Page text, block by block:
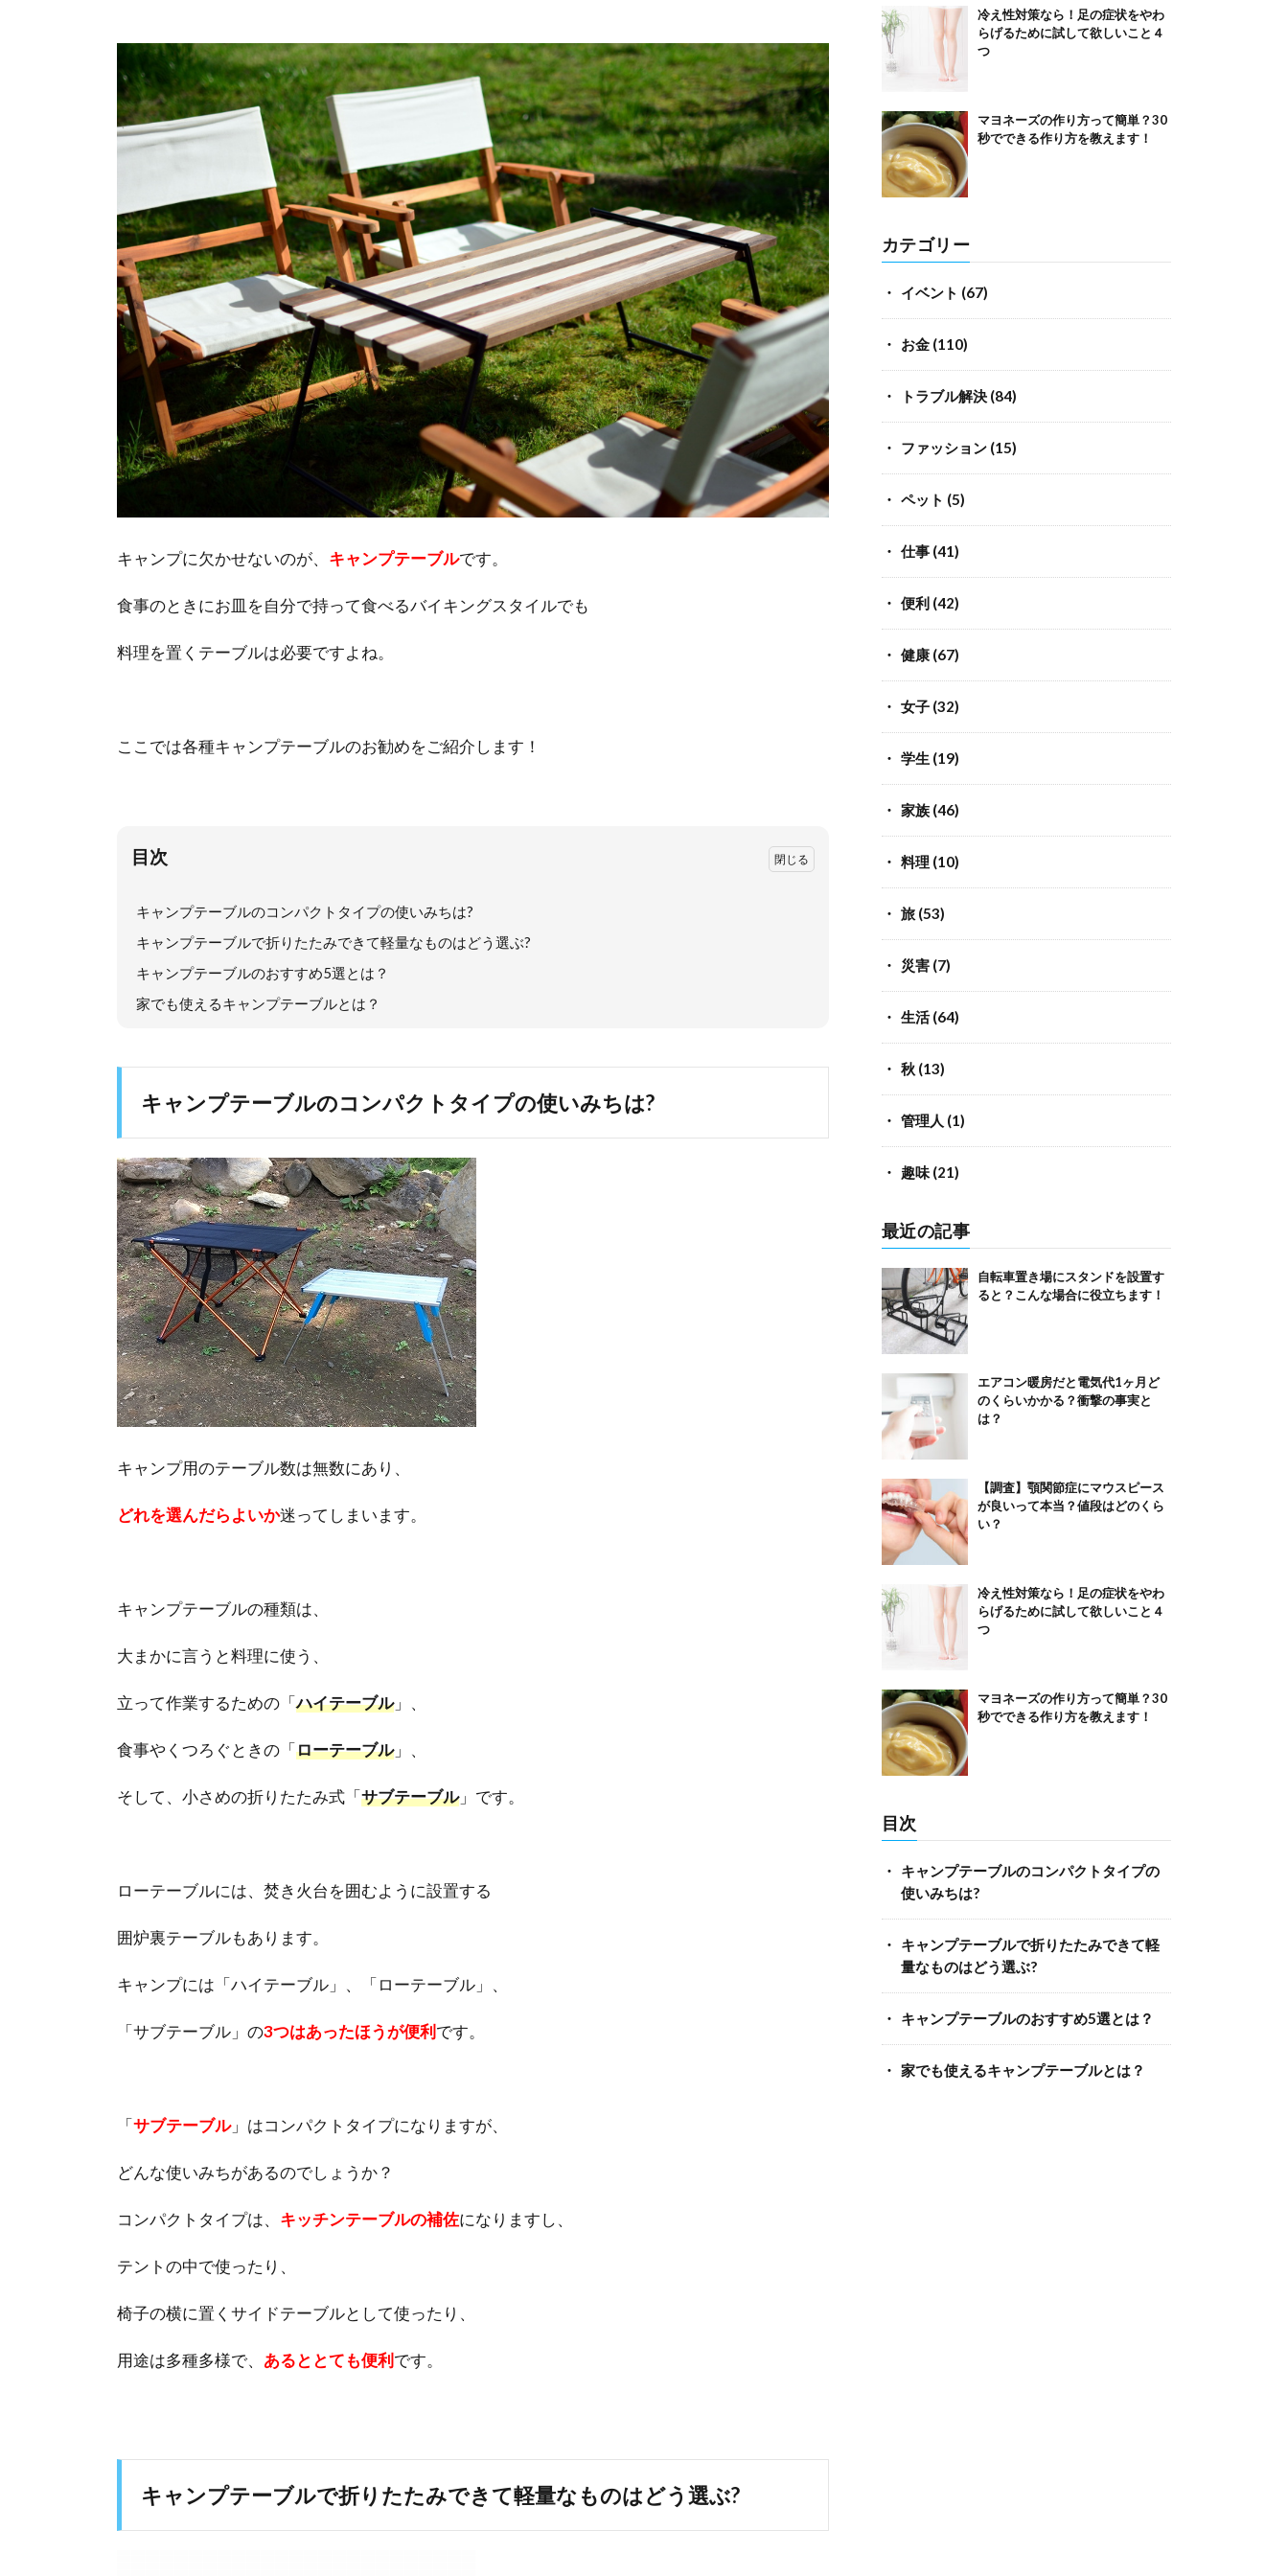
キャンプに欠かせないのが、 キャンプテーブルです。
食事のときにお皿を自分で持って食べるバイキングスタイルでも
料理を置くテーブルは必要ですよね。
ここでは各種キャンプテーブルのお勧めをご紹介します！
目次
キャンプテーブルのコンパクトタイプの使いみちは?
キャンプテーブルで折りたたみできて軽量なものはどう選ぶ?
キャンプテーブルのおすすめ5選とは？
家でも使えるキャンプテーブルとは？
キャンプテーブルのコンパクトタイプの使いみちは?
キャンプ用のテーブル数は無数にあり、
どれを選んだらよいか迷ってしまいます。
キャンプテーブルの種類は、
大まかに言うと料理に使う、
立って作業するための「ハイテーブル」、
食事やくつろぐときの「ローテーブル」、
そして、小さめの折りたたみ式「サブテーブル」です。
ローテーブルには、焚き火台を囲むように設置する
囲炉裏テーブルもあります。
キャンプには「ハイテーブル」、「ローテーブル」、
「サブテーブル」の3つはあったほうが便利 です。
「サブテーブル」はコンパクトタイプになりますが、
どんな使いみちがあるのでしょうか？
コンパクトタイプは、 キッチンテーブルの補佐になりますし、
テントの中で使ったり、
椅子の横に置くサイドテーブルとして使ったり、
用途は多種多様で、 あるととても便利 です。
キャンプテーブルで折りたたみできて軽量なものはどう選ぶ?
冷え性対策なら！足の症状をやわ
らげるために試して欲しいこと４
つ
マヨネーズの作り方って簡単？30
秒でできる作り方を教えます！
カテゴリー
イベント (67)
お金(110)
トラブル解決(84)
ファッション(15)
ペット (5)
仕事(41)
便利(42)
健康(67)
女子(32)
学生 (19)
家族(46)
料理(10)
旅(53)
災害(7)
生活(64)
秋(13)
管理人 (1)
趣味(21)
最近の記事
自転車置き場にスタンドを設置す
ると？こんな場合に役立ちます！
エアコン暖房だと電気代1ヶ月ど
のくらいかかる？衝撃の事実と
は？
【調査】顎関節症にマウスピース
が良いって本当？値段はどのくら
い？
冷え性対策なら！足の症状をやわ
らげるために試して欲しいこと４
つ
マヨネーズの作り方って簡単？30
秒でできる作り方を教えます！
目次
キャンプテーブルのコンパクトタイプの
使いみちは?
キャンプテーブルで折りたたみできて軽
量なものはどう選ぶ?
キャンプテーブルのおすすめ5選とは？
家でも使えるキャンプテーブルとは？